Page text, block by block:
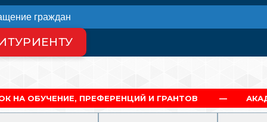
граждан
И ГРАНТОВ АКАДЕМИЧЕСКАЯ И